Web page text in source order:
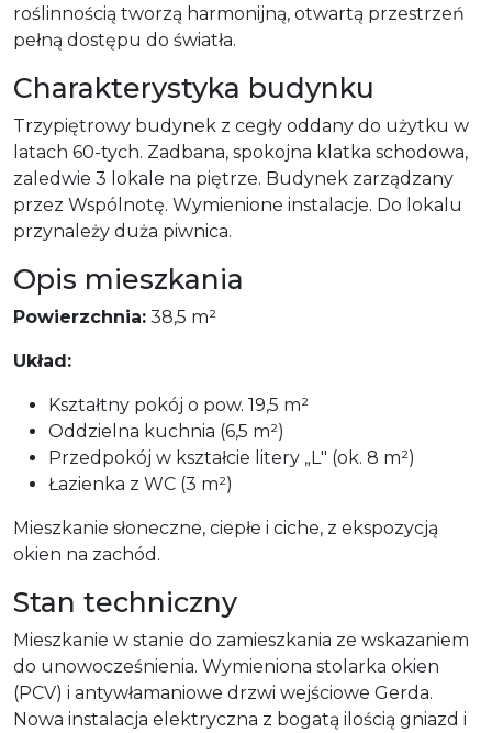
roślinnością tworzą harmonijną, otwartą przestrzeń
pełną dostępu do światła.
Charakterystyka budynku
Trzypiętrowy budynek z cegły oddany do użytku w
latach 60-tych. Zadbana, spokojna klatka schodowa,
zaledwie 3 lokale na piętrze. Budynek zarządzany
przez Wspólnotę. Wymienione instalacje. Do lokalu
przynależy duża piwnica.
Opis mieszkania
Powierzchnia: 38,5 m²
Układ:
Kształtny pokój o pow. 19,5 m²
Oddzielna kuchnia (6,5 m²)
Przedpokój w kształcie litery „L" (ok. 8 m²)
Łazienka z WC (3 m²)
Mieszkanie słoneczne, ciepłe i ciche, z ekspozycją
okien na zachód.
Stan techniczny
Mieszkanie w stanie do zamieszkania ze wskazaniem
do unowocześnienia. Wymieniona stolarka okien
(PCV) i antywłamaniowe drzwi wejściowe Gerda.
Nowa instalacja elektryczna z bogatą ilością gniazd i